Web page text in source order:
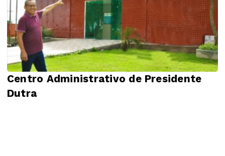
Centro Administrativo de Presidente
Dutra